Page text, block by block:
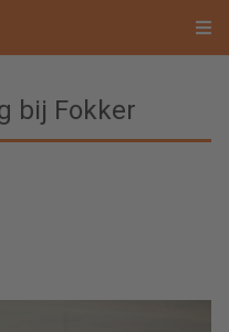
bij Fokker